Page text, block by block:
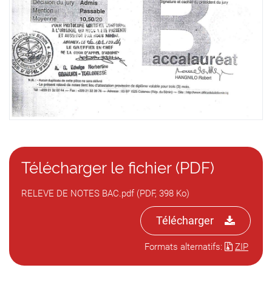
Télécharger le fichier (PDF)
RELEVE DE NOTES BAC.pdf (PDF, 398 Ko)
Télécharger
Formats alternatifs: ZIP